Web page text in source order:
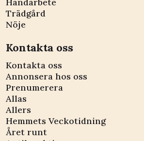
Trädgård
Nöje
Kontakta oss
Kontakta oss
Annonsera hos oss
Prenumerera
Allas
Allers
Hemmets Veckotidning
Året runt